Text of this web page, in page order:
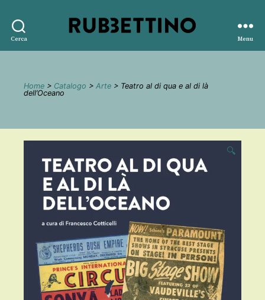
Cerca
editore
Menu
Home > Catalogo > Arte > Teatro al di qua e al di là
dell’Oceano
🔍